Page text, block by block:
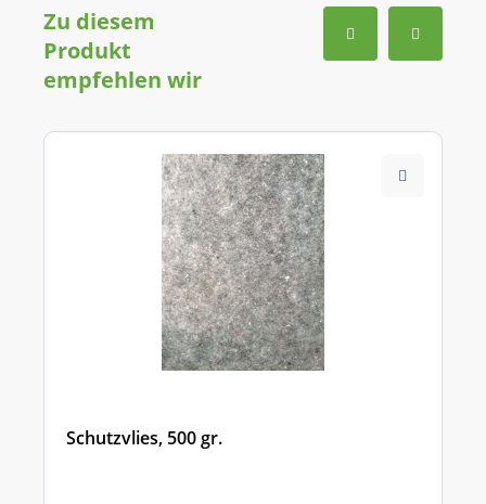
Zu diesem
Produkt
empfehlen wir
Schutzvlies, 500 gr.